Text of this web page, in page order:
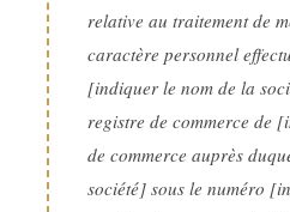
relative au traitement de
caractère personnel
[indiquer le nom de la
registre de commerce de
de commerce auprès
société] sous le numéro